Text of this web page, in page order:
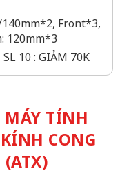
Front*3,
120mm*3
10 : GIẢM 70K
MÁY TÍNH
CONG